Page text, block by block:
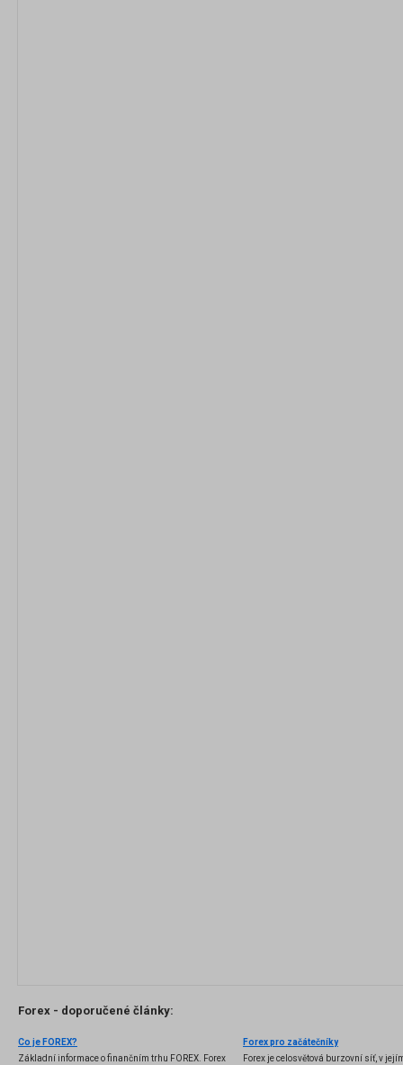
Forex - doporučené články:
Co je FOREX?
Základní informace o finančním trhu FOREX. Forex
Forex pro začátečníky
Forex je celosvětová burzovní síť, v